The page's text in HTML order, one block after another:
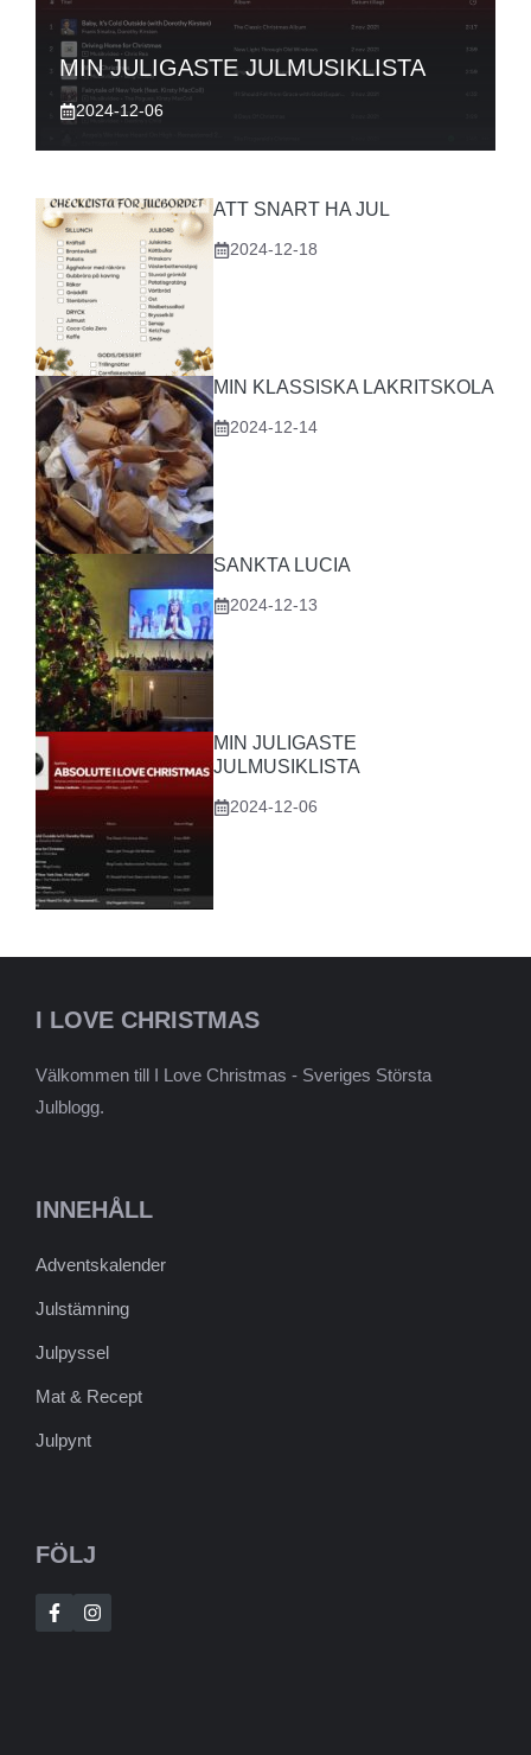
MIN JULIGASTE JULMUSIKLISTA
2024-12-06
ATT SNART HA JUL
2024-12-18
MIN KLASSISKA LAKRITSKOLA
2024-12-14
SANKTA LUCIA
2024-12-13
MIN JULIGASTE
JULMUSIKLISTA
2024-12-06
I LOVE CHRISTMAS
Välkommen till I Love Christmas - Sveriges Största
Julblogg.
INNEHÅLL
Adventskalender
Julstämning
Julpyssel
Mat & Recept
Julpynt
FÖLJ